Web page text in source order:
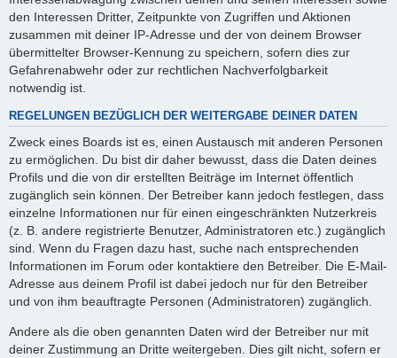
den Interessen Dritter, Zeitpunkte von Zugriffen und Aktionen
zusammen mit deiner IP-Adresse und der von deinem Browser
übermittelter Browser-Kennung zu speichern, sofern dies zur
Gefahrenabwehr oder zur rechtlichen Nachverfolgbarkeit
notwendig ist.
REGELUNGEN BEZÜGLICH DER WEITERGABE DEINER DATEN
Zweck eines Boards ist es, einen Austausch mit anderen Personen
zu ermöglichen. Du bist dir daher bewusst, dass die Daten deines
Profils und die von dir erstellten Beiträge im Internet öffentlich
zugänglich sein können. Der Betreiber kann jedoch festlegen, dass
einzelne Informationen nur für einen eingeschränkten Nutzerkreis
(z. B. andere registrierte Benutzer, Administratoren etc.) zugänglich
sind. Wenn du Fragen dazu hast, suche nach entsprechenden
Informationen im Forum oder kontaktiere den Betreiber. Die E-Mail-
Adresse aus deinem Profil ist dabei jedoch nur für den Betreiber
und von ihm beauftragte Personen (Administratoren) zugänglich.
Andere als die oben genannten Daten wird der Betreiber nur mit
deiner Zustimmung an Dritte weitergeben. Dies gilt nicht, sofern er